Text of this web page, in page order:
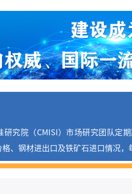
研究院（CMISI）市场研究团队定
、钢材进出口及铁矿石进口情况，